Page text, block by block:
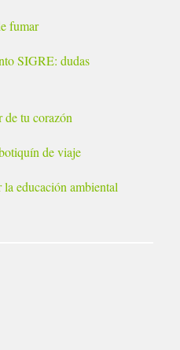
fumar
SIGRE: dudas
de tu corazón
de viaje
educación ambiental